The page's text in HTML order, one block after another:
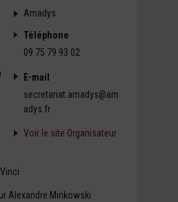
Alexandre Minkowski
Amadys
Téléphone
09 75 79 93 02
E-mail
secretariat.amadys@am
adys.fr
Voir le site Organisateur